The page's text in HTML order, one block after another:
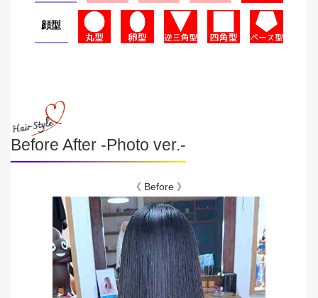
顔型
Before After -Photo ver.-
《 Before 》